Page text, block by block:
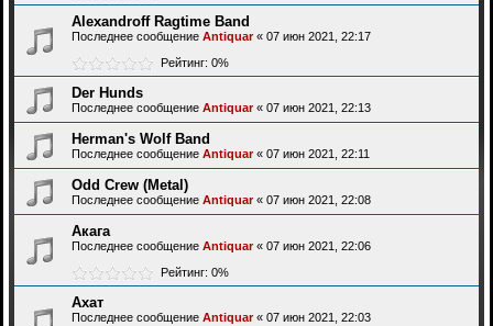
Alexandroff Ragtime Band
Последнее сообщение Antiquar« 07 июн 2021, 22:17
Рейтинг: 0%
Der Hunds
Последнее сообщение Antiquar« 07 июн 2021, 22:13
Herman's Wolf Band
Последнее сообщение Antiquar« 07 июн 2021, 22:11
Odd Crew (Metal)
Последнее сообщение Antiquar« 07 июн 2021, 22:08
Акага
Последнее сообщение Antiquar« 07 июн 2021, 22:06
Рейтинг: 0%
Ахат
Последнее сообщение Antiquar« 07 июн 2021, 22:03